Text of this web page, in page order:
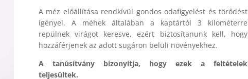
A méz előállítása rendkívül gondos odafigyelést és törődést
igényel. A méhek általában a kaptártól 3 kilométerre
repülnek virágot keresve, ezért biztosítanunk kell, hogy
hozzáférjenek az adott sugáron belüli növényekhez.
A tanúsítvány bizonyítja, hogy ezek a feltételek
teljesültek.